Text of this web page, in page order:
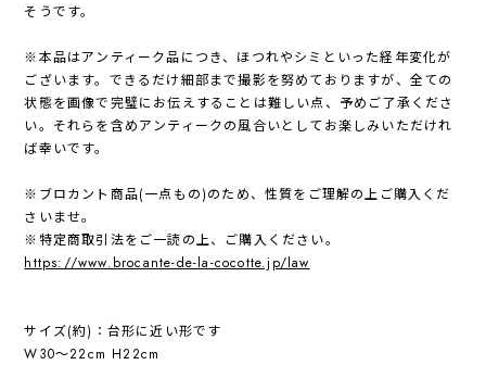
そうです。
※本品はアンティーク品につき、ほつれやシミといった経年変化が
ございます。できるだけ細部まで撮影を努めておりますが、全ての
状態を画像で完璧にお伝えすることは難しい点、予めご了承くださ
い。それらを含めアンティークの風合いとしてお楽しみいただけれ
ば幸いです。
※ブロカント商品(一点もの)のため、性質をご理解の上ご購入くだ
さいませ。
※特定商取引法をご一読の上、ご購入ください。
https://www.brocante-de-la-cocotte.jp/law
サイズ(約)：台形に近い形です
W30〜22cm H22cm